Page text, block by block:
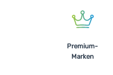
Premium-
Marken